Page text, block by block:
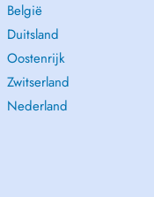
België
Duitsland
Oostenrijk
Zwitserland
Nederland